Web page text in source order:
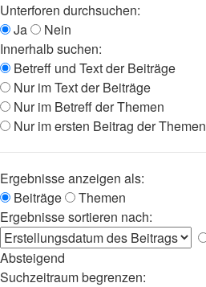
Unterforen durchsuchen:
Ja
Nein
Innerhalb suchen:
Betreff und Text der Beiträge
Nur im Text der Beiträge
Nur im Betreff der Themen
Nur im ersten Beitrag der Themen
Ergebnisse anzeigen als:
Beiträge
Themen
Ergebnisse sortieren nach:
Absteigend
Suchzeitraum begrenzen: